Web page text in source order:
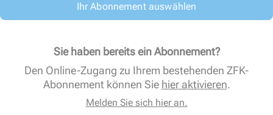
Ihr Abonnement auswählen
Sie haben bereits ein Abonnement?
Den Online-Zugang zu Ihrem bestehenden ZFK-
Abonnement können Sie hier aktivieren.
Melden Sie sich hier an.